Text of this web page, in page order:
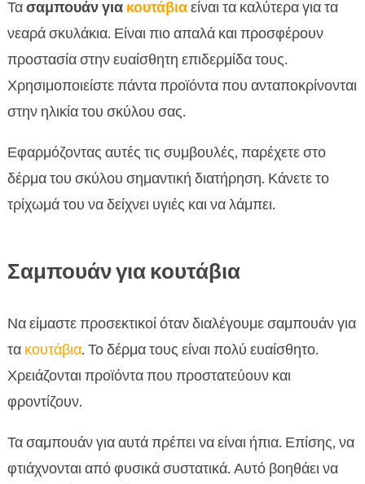
Τασαμπουάν για κουτάβιαείναι τα καλύτερα για τα
νεαρά σκυλάκια. Είναι πιο απαλά και προσφέρουν
προστασία στην ευαίσθητη επιδερμίδα τους.
Χρησιμοποιείστε πάντα προϊόντα που ανταποκρίνονται
στην ηλικία του σκύλου σας.
Εφαρμόζοντας αυτές τις συμβουλές, παρέχετε στο
δέρμα του σκύλου σημαντική διατήρηση. Κάνετε το
τρίχωμά του να δείχνει υγιές και να λάμπει.
Σαμπουάν για κουτάβια
Να είμαστε προσεκτικοί όταν διαλέγουμε σαμπουάν για
τα κουτάβια. Το δέρμα τους είναι πολύ ευαίσθητο.
Χρειάζονται προϊόντα που προστατεύουν και
φροντίζουν.
Τα σαμπουάν για αυτά πρέπει να είναι ήπια. Επίσης, να
φτιάχνονται από φυσικά συστατικά. Αυτό βοηθάει να